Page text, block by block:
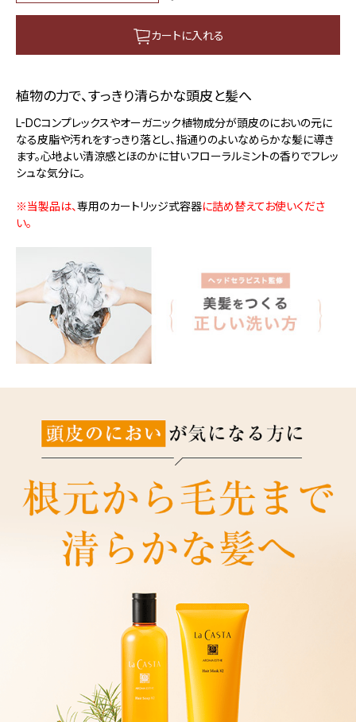
カートに入れる
植物の力で、すっきり清らかな頭皮と髪へ
L-DCコンプレックスやオーガニック植物成分が頭皮のにおいの元に
なる皮脂や汚れをすっきり落とし、指通りのよいなめらかな髪に導き
ます。心地よい清涼感とほのかに甘いフローラルミントの香りでフレッ
シュな気分に。
※当製品は、専用のカートリッジ式容器に詰め替えてお使いくださ
い。